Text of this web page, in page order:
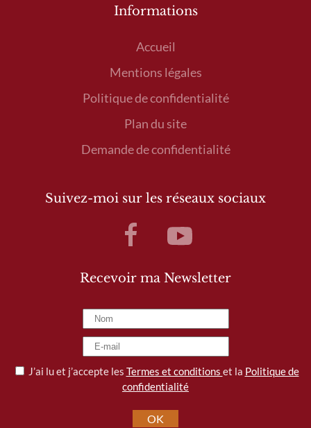
Informations
Accueil
Mentions légales
Politique de confidentialité
Plan du site
Demande de confidentialité
Suivez-moi sur les réseaux sociaux
Recevoir ma Newsletter
J’ai lu et j’accepte les Termes et conditions et la Politique de
confidentialité
OK